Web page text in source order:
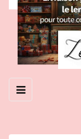
Basculer
la
☰